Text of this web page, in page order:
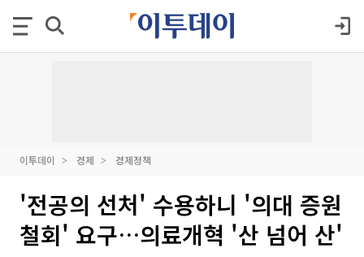
이투데이 경제 경제정책
'전공의 선처' 수용하니 '의대 증원
철회' 요구…의료개혁 '산 넘어 산'